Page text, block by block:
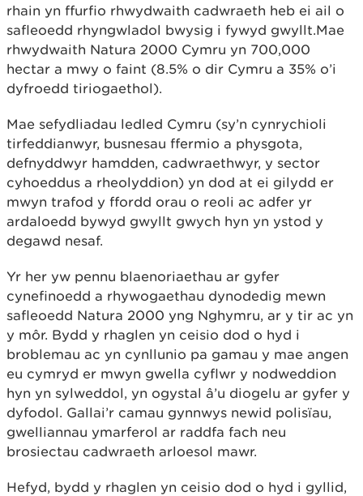
rhain yn ffurfio rhwydwaith cadwraeth heb ei ail o
safleoedd rhyngwladol bwysig i fywyd gwyllt.Mae
rhwydwaith Natura 2000 Cymru yn 700,000
hectar a mwy o faint (8.5% o dir Cymru a 35% o’i
dyfroedd tiriogaethol).
Mae sefydliadau ledled Cymru (sy’n cynrychioli
tirfeddianwyr, busnesau ffermio a physgota,
defnyddwyr hamdden, cadwraethwyr, y sector
cyhoeddus a rheolyddion) yn dod at ei gilydd er
mwyn trafod y ffordd orau o reoli ac adfer yr
ardaloedd bywyd gwyllt gwych hyn yn ystod y
degawd nesaf.
Yr her yw pennu blaenoriaethau ar gyfer
cynefinoedd a rhywogaethau dynodedig mewn
safleoedd Natura 2000 yng Nghymru, ar y tir ac yn
y môr. Bydd y rhaglen yn ceisio dod o hyd i
broblemau ac yn cynllunio pa gamau y mae angen
eu cymryd er mwyn gwella cyflwr y nodweddion
hyn yn sylweddol, yn ogystal â’u diogelu ar gyfer y
dyfodol. Gallai’r camau gynnwys newid polisïau,
gwelliannau ymarferol ar raddfa fach neu
brosiectau cadwraeth arloesol mawr.
Hefyd, bydd y rhaglen yn ceisio dod o hyd i gyllid,